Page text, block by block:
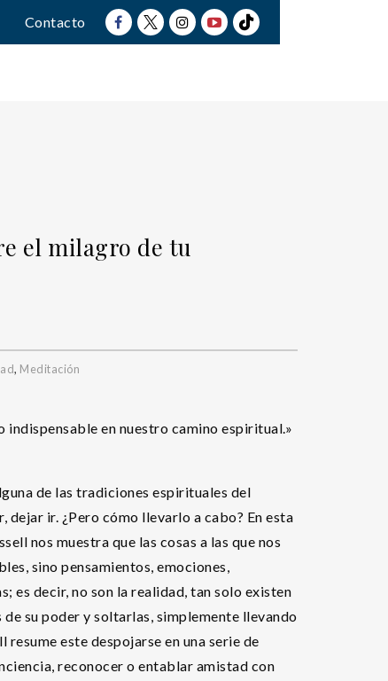
Contacto
el milagro de tu
, Meditación
indispensable en nuestro camino espiritual.»
de las tradiciones espirituales del
dejar ir. ¿Pero cómo llevarlo a cabo? En esta
nos muestra que las cosas a las que nos
sino pensamientos, emociones,
es decir, no son la realidad, tan solo existen
su poder y soltarlas, simplemente llevando
este despojarse en una serie de
reconocer o entablar amistad con